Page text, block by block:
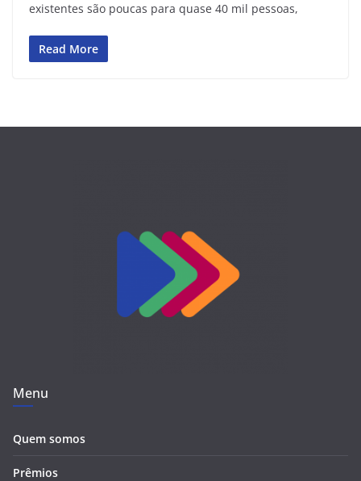
existentes são poucas para quase 40 mil pessoas,
Read More
Menu
Quem somos
Prêmios